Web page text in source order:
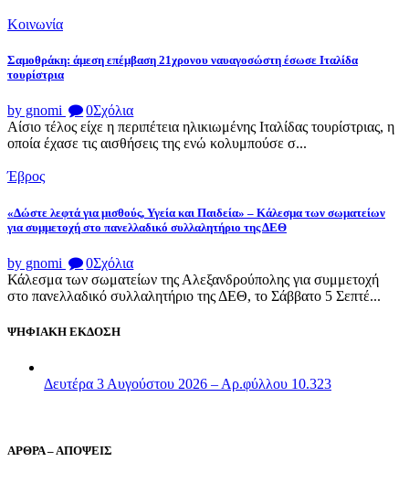
Κοινωνία
Σαμοθράκη: άμεση επέμβαση 21χρονου ναυαγοσώστη έσωσε Ιταλίδα
τουρίστρια
by gnomi 0Σχόλια
Αίσιο τέλος είχε η περιπέτεια ηλικιωμένης Ιταλίδας τουρίστριας, η
οποία έχασε τις αισθήσεις της ενώ κολυμπούσε σ...
Έβρος
«Δώστε λεφτά για μισθούς, Υγεία και Παιδεία» – Κάλεσμα των σωματείων
για συμμετοχή στο πανελλαδικό συλλαλητήριο της ΔΕΘ
by gnomi 0Σχόλια
Κάλεσμα των σωματείων της Αλεξανδρούπολης για συμμετοχή
στο πανελλαδικό συλλαλητήριο της ΔΕΘ, το Σάββατο 5 Σεπτέ...
ΨΗΦΙΑΚΗ ΕΚΔΟΣΗ
Δευτέρα 3 Αυγούστου 2026 – Αρ.φύλλου 10.323
ΑΡΘΡΑ – ΑΠΟΨΕΙΣ